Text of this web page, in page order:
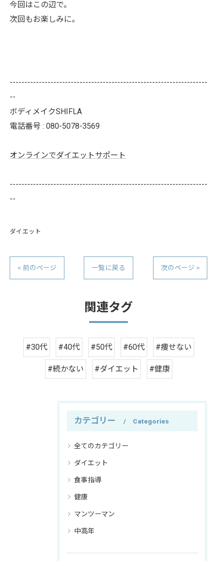
今回はこの辺で。
次回もお楽しみに。
--------------------------------------------------------------------
--
ボディメイクSHIFLA
電話番号 : 080-5078-3569
オンラインでダイエットサポート
--------------------------------------------------------------------
--
ダイエット
< 前のページ 一覧に戻る 次のページ >
関連タグ
#30代 #40代 #50代 #60代 #痩せない
#続かない #ダイエット #健康
カテゴリー Categories
全てのカテゴリー
ダイエット
食事指導
健康
マンツーマン
中高年